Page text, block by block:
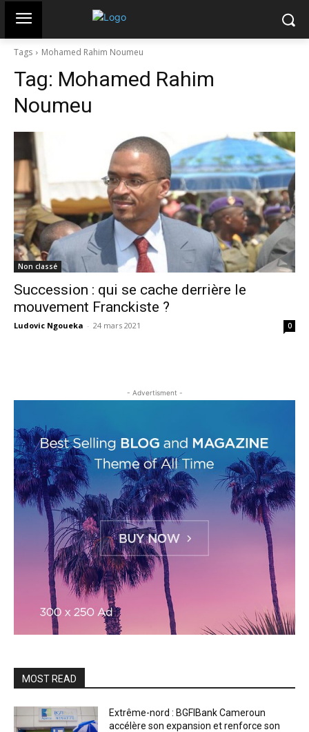
Tags Mohamed Rahim Noumeu
Tag: Mohamed Rahim
Noumeu
Non classé
Succession : qui se cache derrière le
mouvement Franckiste ?
Ludovic Ngoueka - 24 mars 2021 0
- Advertisment -
MOST READ
Extrême-nord : BGFIBank Cameroun
accélère son expansion et renforce son